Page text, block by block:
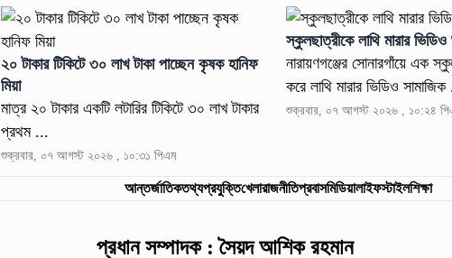
২০ টাকার টিকিটে ৩০ লাখ টাকা পাচ্ছেন কৃষক হানিফ
মিয়া
মাত্র ২০ টাকার একটি লটারির টিকিটে ৩০ লাখ টাকার
প্রথম ...
শুক্রবার, ০৭ আগস্ট ২০২৬ , ১০:৩১ পিএম
স্কুলছাত্রীকে লাথি মারার ভিডিও
নারায়ণগঞ্জের সোনারগাঁয়ে এক
করে লাথি মারার ভিডিও
শুক্রবার, ০৭ আগস্ট ২০২৬ , ১০:২৪
আন্তর্জাতিকতথ্যপ্রযুক্তিখেলারাজনীতিপ্রবাসমিডিয়ালাইফস্টাইলশিক্ষা
প্রধান সম্পাদক : সৈয়দ আশিক রহমান